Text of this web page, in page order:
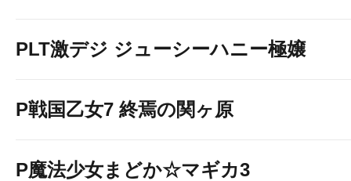
PLT激デジ ジューシーハニー極嬢
P戦国乙女7 終焉の関ヶ原
P魔法少女まどか☆マギカ3